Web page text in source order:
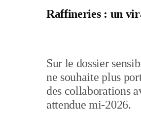
Raffineries : un
Sur le dossier
ne souhaite plus
des collaborations
attendue mi-2026.